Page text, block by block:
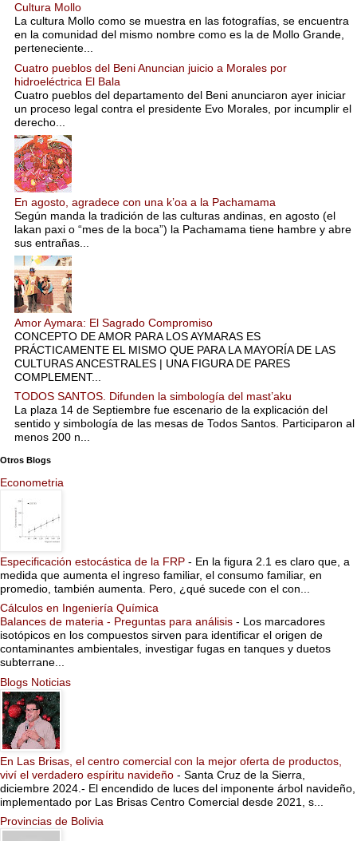
Cultura Mollo
La cultura Mollo como se muestra en las fotografías, se encuentra
en la comunidad del mismo nombre como es la de Mollo Grande,
perteneciente...
Cuatro pueblos del Beni Anuncian juicio a Morales por
hidroeléctrica El Bala
Cuatro pueblos del departamento del Beni anunciaron ayer iniciar
un proceso legal contra el presidente Evo Morales, por incumplir el
derecho...
En agosto, agradece con una k’oa a la Pachamama
Según manda la tradición de las culturas andinas, en agosto (el
lakan paxi o “mes de la boca”) la Pachamama tiene hambre y abre
sus entrañas...
Amor Aymara: El Sagrado Compromiso
CONCEPTO DE AMOR PARA LOS AYMARAS ES
PRÁCTICAMENTE EL MISMO QUE PARA LA MAYORÍA DE LAS
CULTURAS ANCESTRALES | UNA FIGURA DE PARES
COMPLEMENT...
TODOS SANTOS. Difunden la simbología del mast’aku
La plaza 14 de Septiembre fue escenario de la explicación del
sentido y simbología de las mesas de Todos Santos. Participaron al
menos 200 n...
Otros Blogs
Econometria
Especificación estocástica de la FRP - En la figura 2.1 es claro que, a
medida que aumenta el ingreso familiar, el consumo familiar, en
promedio, también aumenta. Pero, ¿qué sucede con el con...
Cálculos en Ingeniería Química
Balances de materia - Preguntas para análisis - Los marcadores
isotópicos en los compuestos sirven para identificar el origen de
contaminantes ambientales, investigar fugas en tanques y duetos
subterrane...
Blogs Noticias
En Las Brisas, el centro comercial con la mejor oferta de productos,
viví el verdadero espíritu navideño - Santa Cruz de la Sierra,
diciembre 2024.- El encendido de luces del imponente árbol navideño,
implementado por Las Brisas Centro Comercial desde 2021, s...
Provincias de Bolivia